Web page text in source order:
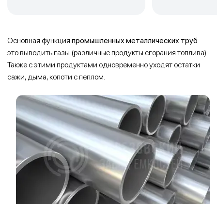
Основная функция промышленных металлических труб
это выводить газы (различные продукты сгорания топлива).
Также с этими продуктами одновременно уходят остатки
сажи, дыма, копоти с пеплом.